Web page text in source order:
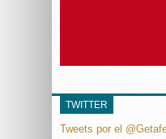
TWITTER
Tweets por el